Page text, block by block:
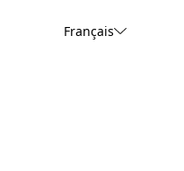
Français